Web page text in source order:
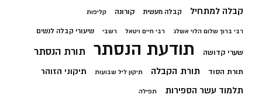
קבלה למתחיל קבלה מעשית קורונה קליפות
רבי ברוך שלום הלוי אשלג רבי חיים ויטאל רשבי שיעורי קבלה לנשים
שערי קדושה תודעת הנסתר תורת הנסתר
תורת הסוד תורת הקבלה תיקון ליל שבועות תיקוני הזוהר
תלמוד עשר הספירות תפילה